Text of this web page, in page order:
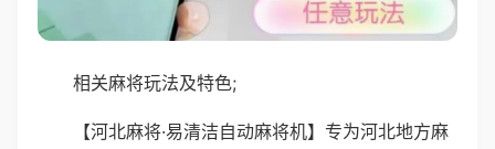
相关麻将玩法及特色;
【河北麻将·易清洁自动麻将机】专为河北地方麻